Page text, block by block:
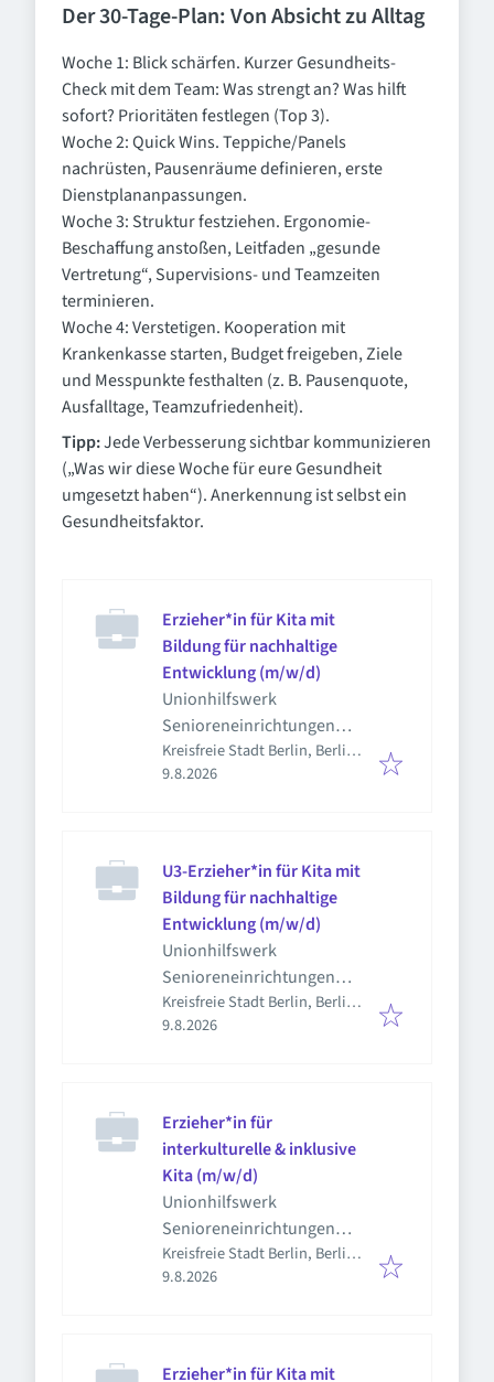
Der 30-Tage-Plan: Von Absicht zu Alltag
Woche 1: Blick schärfen. Kurzer Gesundheits-
Check mit dem Team: Was strengt an? Was hilft
sofort? Prioritäten festlegen (Top 3).
Woche 2: Quick Wins. Teppiche/Panels
nachrüsten, Pausenräume definieren, erste
Dienstplananpassungen.
Woche 3: Struktur festziehen. Ergonomie-
Beschaffung anstoßen, Leitfaden „gesunde
Vertretung“, Supervisions- und Teamzeiten
terminieren.
Woche 4: Verstetigen. Kooperation mit
Krankenkasse starten, Budget freigeben, Ziele
und Messpunkte festhalten (z. B. Pausenquote,
Ausfalltage, Teamzufriedenheit).
Tipp:Jede Verbesserung sichtbar kommunizieren
(„Was wir diese Woche für eure Gesundheit
umgesetzt haben“). Anerkennung ist selbst ein
Gesundheitsfaktor.
Erzieher*in für Kita mit
Bildung für nachhaltige
Entwicklung (m/w/d)
Unionhilfswerk
Senioreneinrichtungen
gGmbH
Kreisfreie Stadt Berlin, Berlin,
Deutschland
Veröffentlicht
9.8.2026
U3-Erzieher*in für Kita mit
Bildung für nachhaltige
Entwicklung (m/w/d)
Unionhilfswerk
Senioreneinrichtungen
gGmbH
Kreisfreie Stadt Berlin, Berlin,
Deutschland
Veröffentlicht
9.8.2026
Erzieher*in für
interkulturelle & inklusive
Kita (m/w/d)
Unionhilfswerk
Senioreneinrichtungen
gGmbH
Kreisfreie Stadt Berlin, Berlin,
Deutschland
Veröffentlicht
9.8.2026
Erzieher*in für Kita mit